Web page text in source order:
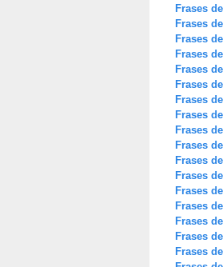
Frases
Frases
Frases
Frases
Frases
Frases
Frases
Frases
Frases
Frases
Frases
Frases
Frases
Frases
Frases
Frases
Frases